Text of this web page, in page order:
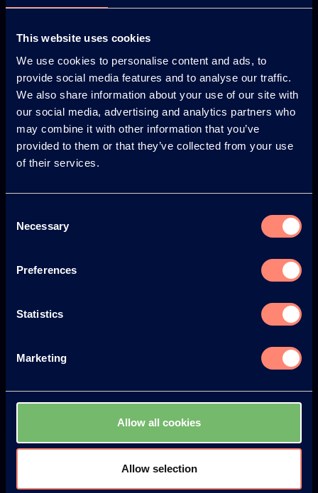
This website uses cookies
We use cookies to personalise content and ads, to
provide social media features and to analyse our traffic.
We also share information about your use of our site with
our social media, advertising and analytics partners who
may combine it with other information that you’ve
provided to them or that they’ve collected from your use
of their services.
Selection
Necessary
Preferences
Statistics
Marketing
Allow all cookies
Allow selection
© KURARAY CO., LTD. ALL RIGHTS RESERVED.
关于可乐丽
你将获得的优势
新闻
Newsletter
要闻
产品
KURARAY POVAL™
ELVANOL™